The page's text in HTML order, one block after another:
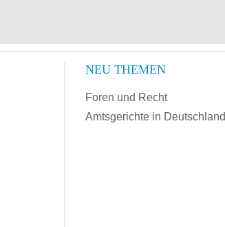
NEU THEMEN
Foren und Recht
Amtsgerichte in Deutschland